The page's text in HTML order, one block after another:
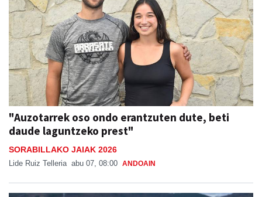
"Auzotarrek oso ondo erantzuten dute, beti
daude laguntzeko prest"
SORABILLAKO JAIAK 2026
Lide Ruiz Telleria abu 07, 08:00 ANDOAIN